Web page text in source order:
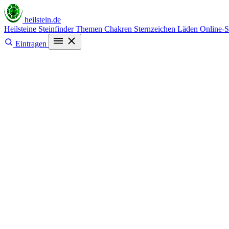
heilstein.de
Heilsteine SteinfinderThemen Chakren Sternzeichen Läden Online-
Eintragen